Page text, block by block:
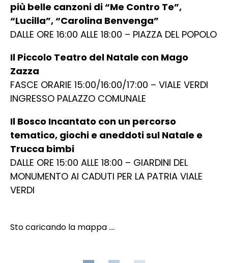
più belle canzoni di “Me Contro Te”,
“Lucilla”, “Carolina Benvenga”
DALLE ORE 16:00 ALLE 18:00 – PIAZZA DEL POPOLO
Il Piccolo Teatro del Natale con Mago
Zazza
FASCE ORARIE 15:00/16:00/17:00 – VIALE VERDI
INGRESSO PALAZZO COMUNALE
Il Bosco Incantato con un percorso
tematico, giochi e aneddoti sul Natale e
Trucca bimbi
DALLE ORE 15:00 ALLE 18:00 – GIARDINI DEL
MONUMENTO AI CADUTI PER LA PATRIA VIALE
VERDI
Sto caricando la mappa ....